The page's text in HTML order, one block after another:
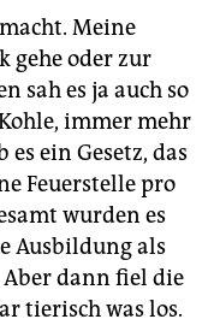
Meine
gehe oder zur
sah es ja auch so
immer mehr
ein Gesetz, das
Feuerstelle pro
wurden es
Ausbildung als
dann fiel die
tierisch was los.